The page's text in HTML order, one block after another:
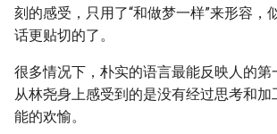
刻的感受，只用了“和做梦一样”来形容，
话更贴切的了。
很多情况下，朴实的语言最能反映人的第
从林尧身上感受到的是没有经过思考和加
能的欢愉。